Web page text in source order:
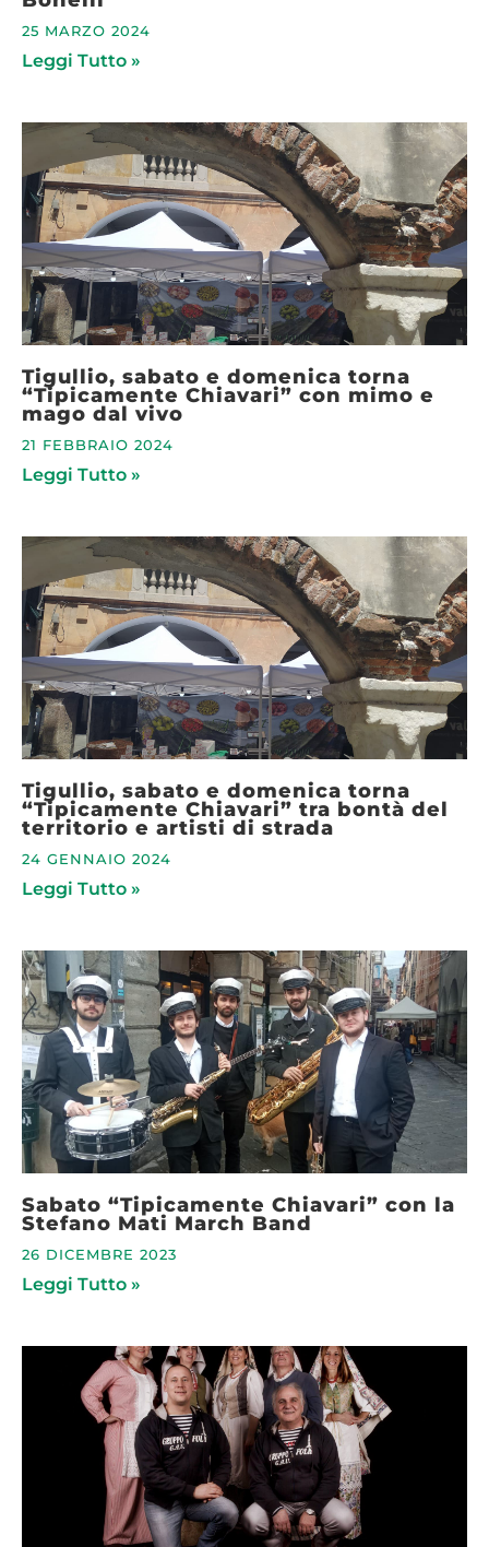
25 MARZO 2024
Leggi Tutto »
Tigullio, sabato e domenica torna
“Tipicamente Chiavari” con mimo e
mago dal vivo
21 FEBBRAIO 2024
Leggi Tutto »
Tigullio, sabato e domenica torna
“Tipicamente Chiavari” tra bontà del
territorio e artisti di strada
24 GENNAIO 2024
Leggi Tutto »
Sabato “Tipicamente Chiavari” con la
Stefano Mati March Band
26 DICEMBRE 2023
Leggi Tutto »